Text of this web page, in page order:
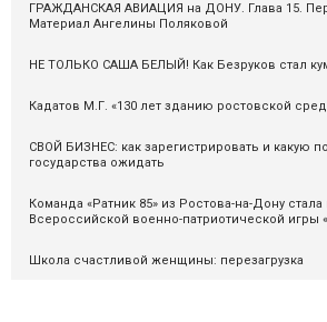
ГРАЖДАНСКАЯ АВИАЦИЯ на ДОНУ. Глава 15.
Материал Ангелины Поляковой
НЕ ТОЛЬКО САША БЕЛЫЙ! Как Безруков стал
Кадатов М.Г. «130 лет зданию ростовской
СВОЙ БИЗНЕС: как зарегистрировать и какую
государства ожидать
Команда «Ратник 85» из Ростова-на-Дону
Всероссийской военно-патриотической игры
Школа счастливой женщины: перезагрузка